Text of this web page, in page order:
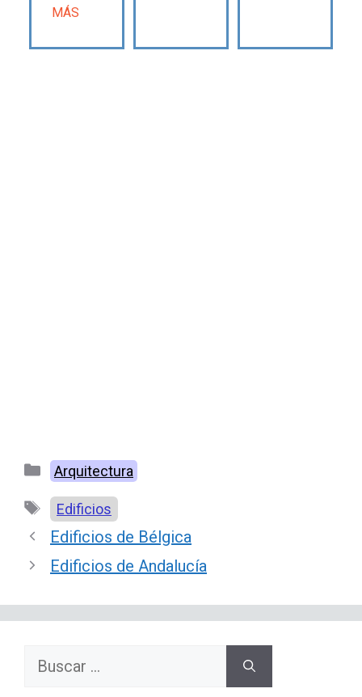
MÁS
Categorías
Arquitectura
Etiquetas
Edificios
Edificios de Bélgica
Edificios de Andalucía
Buscar: